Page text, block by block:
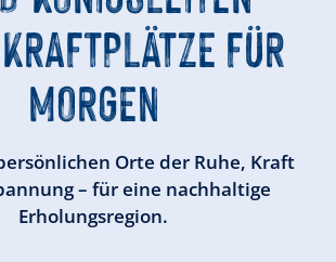
FÜR
MORGEN
Orte der Ruhe, Kraft
– für eine nachhaltige
Erholungsregion.